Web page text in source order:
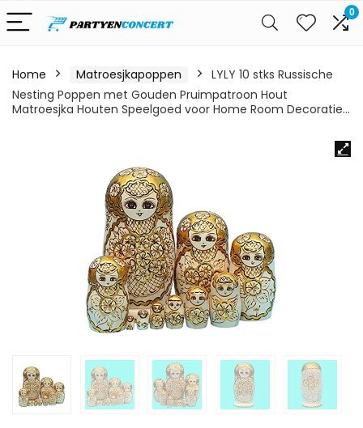
0
Home Matroesjkapoppen
LYLY 10 stks Russische
Nesting Poppen met Gouden Pruimpatroon Hout
Matroesjka Houten Speelgoed voor Home Room Decoratie…